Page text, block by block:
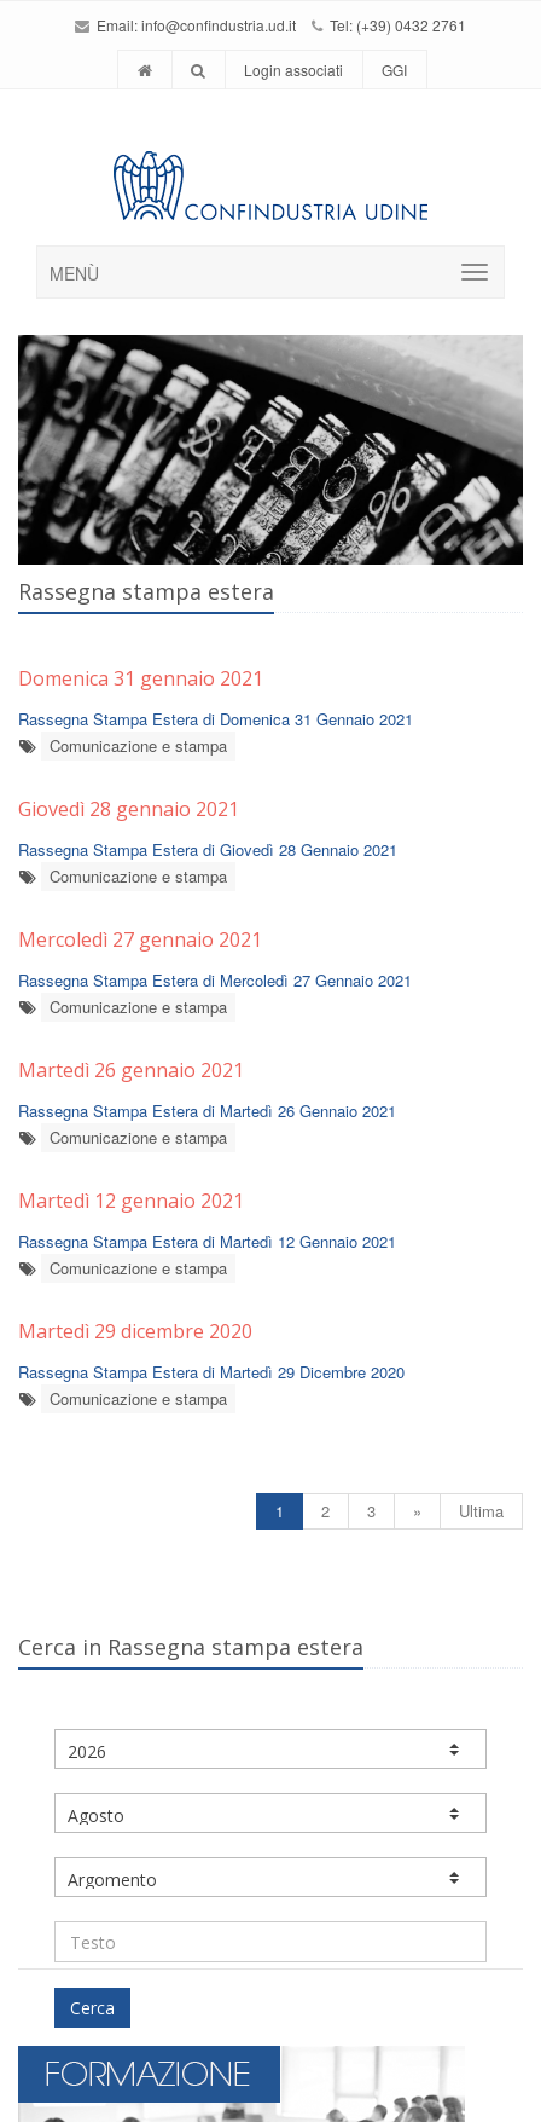
Email:info@confindustria.ud.it Tel: (+39) 0432 2761
Login associati GGI
MENÙ
Rassegna stampa estera
Domenica 31 gennaio 2021
Rassegna Stampa Estera di Domenica 31 Gennaio 2021
Comunicazione e stampa
Giovedì 28 gennaio 2021
Rassegna Stampa Estera di Giovedì 28 Gennaio 2021
Comunicazione e stampa
Mercoledì 27 gennaio 2021
Rassegna Stampa Estera di Mercoledì 27 Gennaio 2021
Comunicazione e stampa
Martedì 26 gennaio 2021
Rassegna Stampa Estera di Martedì 26 Gennaio 2021
Comunicazione e stampa
Martedì 12 gennaio 2021
Rassegna Stampa Estera di Martedì 12 Gennaio 2021
Comunicazione e stampa
Martedì 29 dicembre 2020
Rassegna Stampa Estera di Martedì 29 Dicembre 2020
Comunicazione e stampa
1 2 3 » Ultima
Cerca in Rassegna stampa estera
Cerca